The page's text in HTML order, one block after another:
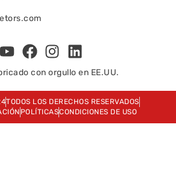
con orgullo en EE.UU.
TODOS LOS DERECHOS RESERVADOS
POLÍTICASCONDICIONES DE USO